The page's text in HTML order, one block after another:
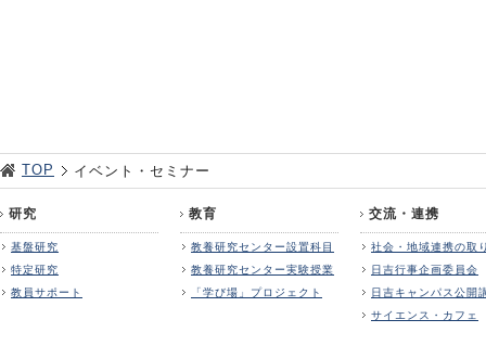
TOP イベント・セミナー
研究
基盤研究
特定研究
教員サポート
教育
教養研究センター設置科目
教養研究センター実験授業
「学び場」プロジェクト
交流・連携
社会・地域連携の取
日吉行事企画委員会
日吉キャンパス公開
サイエンス・カフェ